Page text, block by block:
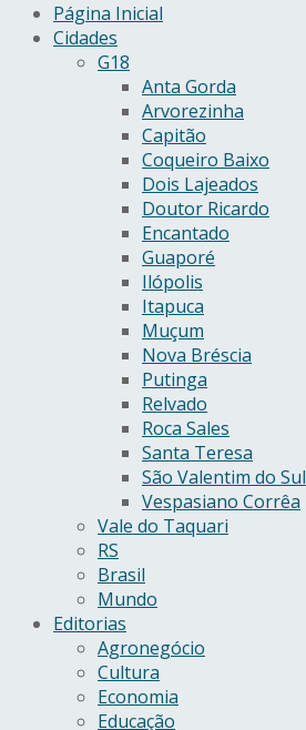
Página Inicial
Cidades
G18
Anta Gorda
Arvorezinha
Capitão
Coqueiro Baixo
Dois Lajeados
Doutor Ricardo
Encantado
Guaporé
Ilópolis
Itapuca
Muçum
Nova Bréscia
Putinga
Relvado
Roca Sales
Santa Teresa
São Valentim do Sul
Vespasiano Corrêa
Vale do Taquari
RS
Brasil
Mundo
Editorias
Agronegócio
Cultura
Economia
Educação